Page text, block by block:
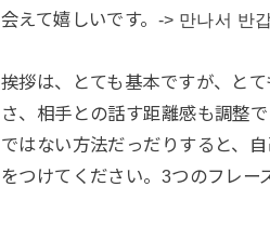
会えて嬉しいです。-> 만나서 반
挨拶は、とても基本ですが、と
さ、相手との話す距離感も調整
ではない方法だっだりすると、
をつけてください。3つのフレー